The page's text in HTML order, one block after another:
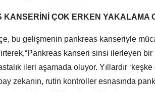
KANSERİNİ ÇOK ERKEN YAKALAMA
bu gelişmenin pankreas kanseriyle
kanseri sinsi ilerleyen bir
ileri aşamada oluyor. Yıllardır
zekanın, rutin kontroller esnasında